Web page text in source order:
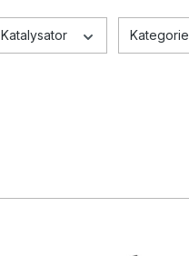
Katalysator Kategorie